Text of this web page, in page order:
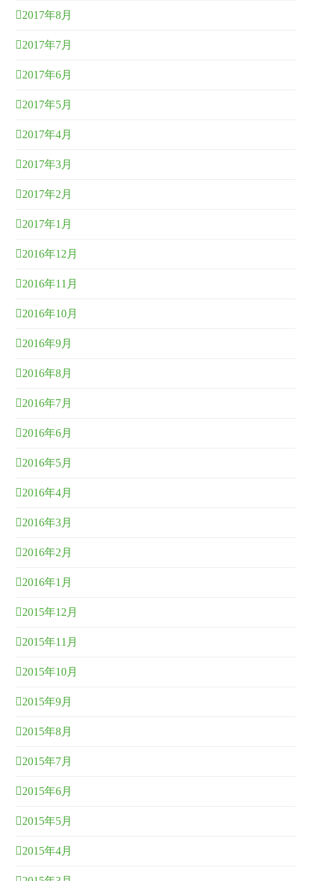
2017年8月
2017年7月
2017年6月
2017年5月
2017年4月
2017年3月
2017年2月
2017年1月
2016年12月
2016年11月
2016年10月
2016年9月
2016年8月
2016年7月
2016年6月
2016年5月
2016年4月
2016年3月
2016年2月
2016年1月
2015年12月
2015年11月
2015年10月
2015年9月
2015年8月
2015年7月
2015年6月
2015年5月
2015年4月